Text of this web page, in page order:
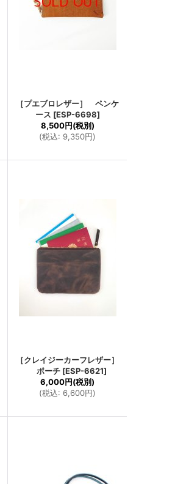
［プエブロレザー］ ペンケ
ース [ESP-6698]
8,500円(税別)
(税込: 9,350円)
［クレイジーカーフレザー］
ポーチ [ESP-6621]
6,000円(税別)
(税込: 6,600円)